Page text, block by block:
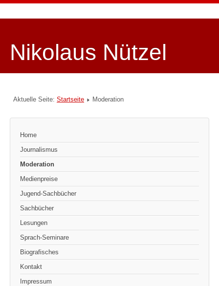
Nikolaus Nützel
Aktuelle Seite: Startseite Moderation
Home
Journalismus
Moderation
Medienpreise
Jugend-Sachbücher
Sachbücher
Lesungen
Sprach-Seminare
Biografisches
Kontakt
Impressum